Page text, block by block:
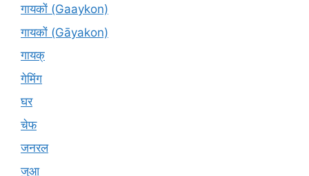
गायकों (Gaaykon)
गायकों (Gāyakon)
गायक्
गेमिंग
घर
चेफ
जनरल
जुआ